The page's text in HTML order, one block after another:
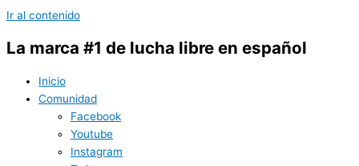
Ir al contenido
La marca #1 de lucha libre en español
Inicio
Comunidad
Facebook
Youtube
Instagram